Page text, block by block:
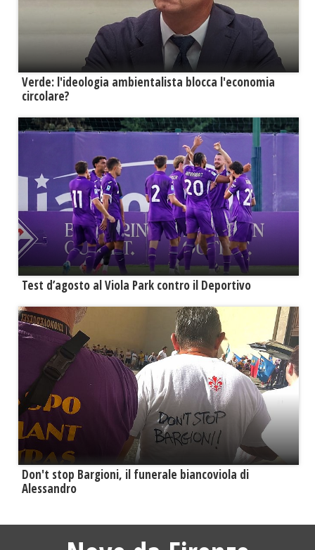
Verde: l'ideologia ambientalista blocca l'economia
circolare?
Test d’agosto al Viola Park contro il Deportivo
Don't stop Bargioni, il funerale biancoviola di
Alessandro